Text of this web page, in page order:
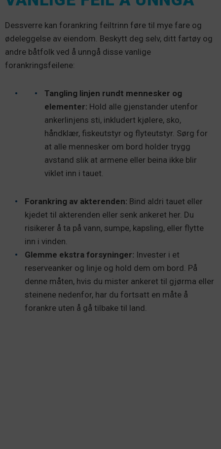
Dessverre kan forankring feiltrinn føre til mye fare og
ødeleggelse av eiendom. Beskytt deg selv, ditt fartøy og
andre båtfolk ved å unngå disse vanlige
forankringsfeilene:
Tangling linjen rundt mennesker og
elementer: Hold alle gjenstander utenfor
ankerlinjens sti, inkludert kjølere, sko,
håndklær, fiskeutstyr og flyteutstyr. Sørg for
at alle mennesker om bord holder trygg
avstand slik at armene eller beina ikke blir
viklet inn i tauet.
Forankring av akterenden: Bind aldri tauet eller
kjedet til akterenden eller senk ankeret her. Du
risikerer å ta på vann, sumpe, kapsling, eller flytte
inn i vinden.
Glemme ekstra forsyninger: Invester i et
reserveanker og linje og hold dem om bord. På
denne måten, hvis du mister ankeret til gjørma eller
steinene nedenfor, har du fortsatt en måte å
forankre uten å gå tilbake til land.